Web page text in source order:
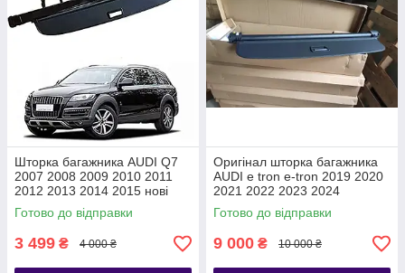
Шторка багажника AUDI Q7
2007 2008 2009 2010 2011
2012 2013 2014 2015 нові
полиця ролет жалюзі
Готово до відправки
3 499 ₴ 4 000 ₴
Оригінал шторка багажника
AUDI e tron e-tron 2019 2020
2021 2022 2023 2024
4KE863553 полиця накладка
ролет
Готово до відправки
9 000 ₴ 10 000 ₴